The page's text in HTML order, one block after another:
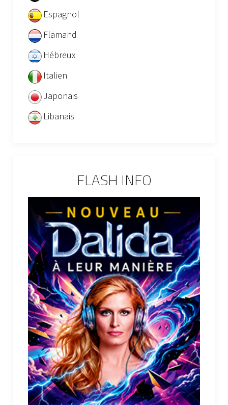
Espagnol
Flamand
Hébreux
Italien
Japonais
Libanais
FLASH INFO